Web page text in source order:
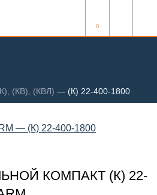
0
(КВ), (КВЛ) — (К) 22-400-1800
КОМПАКТ (К) 22-